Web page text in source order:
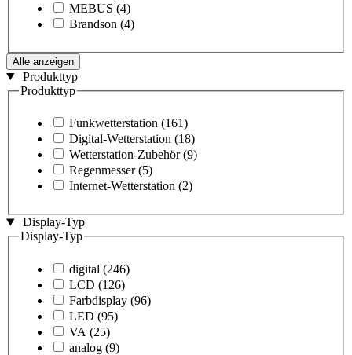
MEBUS (4)
Brandson (4)
Alle anzeigen
Produkttyp
Produkttyp
Funkwetterstation (161)
Digital-Wetterstation (18)
Wetterstation-Zubehör (9)
Regenmesser (5)
Internet-Wetterstation (2)
Display-Typ
Display-Typ
digital (246)
LCD (126)
Farbdisplay (96)
LED (95)
VA (25)
analog (9)